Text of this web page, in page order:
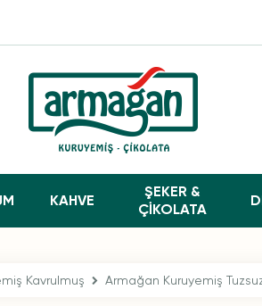
KAHVE
ŞEKER &
ÇİKOLATA
Kavrulmuş Armağan Kuruyemiş